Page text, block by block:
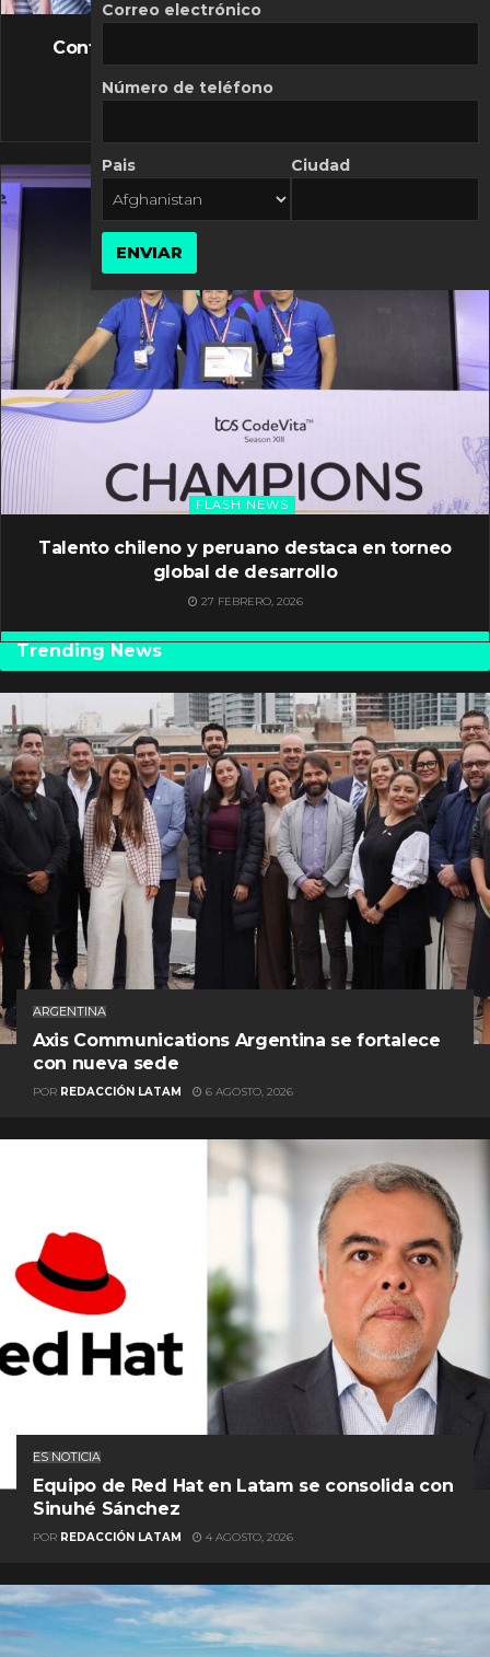
FLASH NEWS
Controversia de Mercado Libre por costos
10 MARZO, 2026
FLASH NEWS
Talento chileno y peruano destaca en torneo
global de desarrollo
27 FEBRERO, 2026
Trending News
ARGENTINA
Axis Communications Argentina se fortalece
con nueva sede
POR REDACCIÓN LATAM 6 AGOSTO, 2026
ES NOTICIA
Equipo de Red Hat en Latam se consolida con
Sinuhé Sánchez
POR REDACCIÓN LATAM 4 AGOSTO, 2026
Correo electrónico
Número de teléfono
Pais Ciudad
ENVIAR